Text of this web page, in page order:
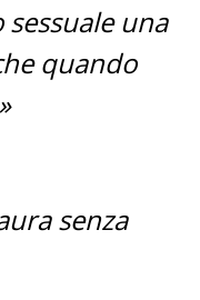
una
quando
senza